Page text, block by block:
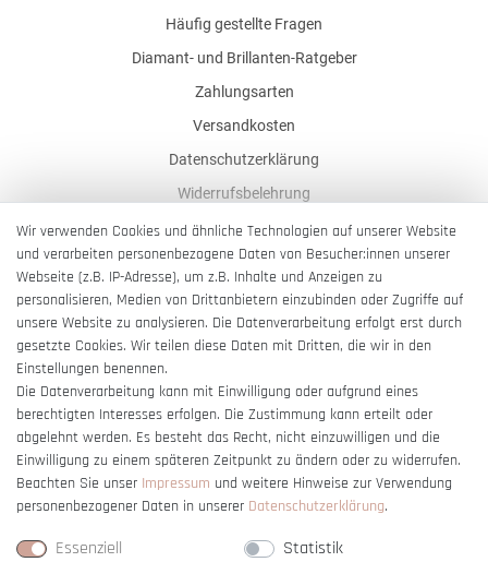
Häufig gestellte Fragen
Diamant- und Brillanten-Ratgeber
Zahlungsarten
Versandkosten
Datenschutzerklärung
Widerrufsbelehrung
AGB
Impressum
Barrierefreiheitserklärung
Vertrag widerrufen
Wir verwenden Cookies und ähnliche Technologien auf unserer Website
und verarbeiten personenbezogene Daten von Besucher:innen unserer
Webseite (z.B. IP-Adresse), um z.B. Inhalte und Anzeigen zu
personalisieren, Medien von Drittanbietern einzubinden oder Zugriffe auf
unsere Website zu analysieren. Die Datenverarbeitung erfolgt erst durch
gesetzte Cookies. Wir teilen diese Daten mit Dritten, die wir in den
Einstellungen benennen.
Die Datenverarbeitung kann mit Einwilligung oder aufgrund eines
berechtigten Interesses erfolgen. Die Zustimmung kann erteilt oder
abgelehnt werden. Es besteht das Recht, nicht einzuwilligen und die
Einwilligung zu einem späteren Zeitpunkt zu ändern oder zu widerrufen.
Beachten Sie unser Impressum und weitere Hinweise zur Verwendung
personenbezogener Daten in unserer Daten­schutz­erklärung.
Essenziell Statistik